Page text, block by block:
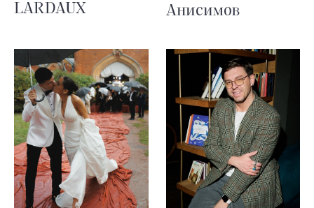
LARDAUX
Анисимов